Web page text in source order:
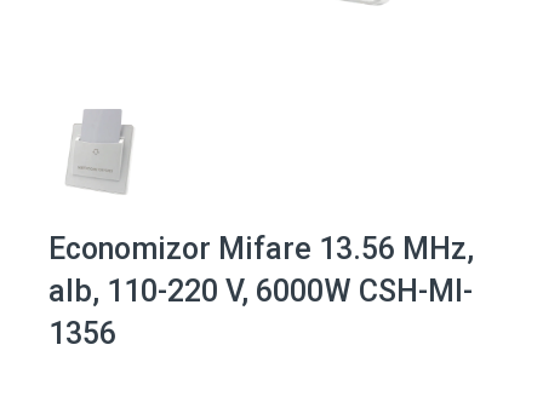
Economizor Mifare 13.56 MHz,
alb, 110-220 V, 6000W CSH-MI-
1356